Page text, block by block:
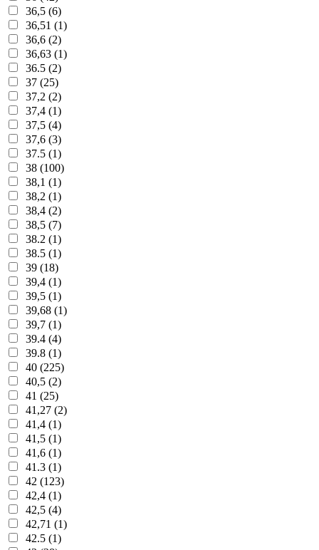
36,5 (6)
36,51 (1)
36,6 (2)
36,63 (1)
36.5 (2)
37 (25)
37,2 (2)
37,4 (1)
37,5 (4)
37,6 (3)
37.5 (1)
38 (100)
38,1 (1)
38,2 (1)
38,4 (2)
38,5 (7)
38.2 (1)
38.5 (1)
39 (18)
39,4 (1)
39,5 (1)
39,68 (1)
39,7 (1)
39.4 (4)
39.8 (1)
40 (225)
40,5 (2)
41 (25)
41,27 (2)
41,4 (1)
41,5 (1)
41,6 (1)
41.3 (1)
42 (123)
42,4 (1)
42,5 (4)
42,71 (1)
42.5 (1)